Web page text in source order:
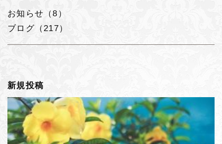
お知らせ（8）
ブログ（217）
新規投稿